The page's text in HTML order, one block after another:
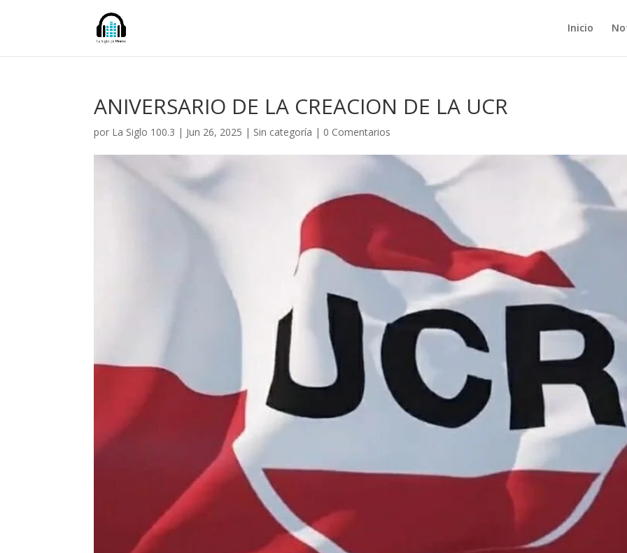
Inicio
ANIVERSARIO DE LA CREACION DE LA UCR
por La Siglo 100.3 | Jun 26, 2025 | Sin categoría | 0 Comentarios